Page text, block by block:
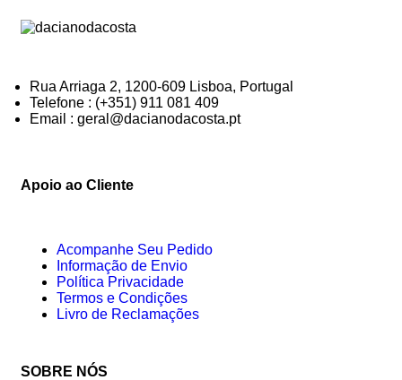
Rua Arriaga 2, 1200-609 Lisboa, Portugal
Telefone : (+351) 911 081 409
Email : geral@dacianodacosta.pt
Apoio ao Cliente
Acompanhe Seu Pedido
Informação de Envio
Política Privacidade
Termos e Condições
Livro de Reclamações
SOBRE NÓS